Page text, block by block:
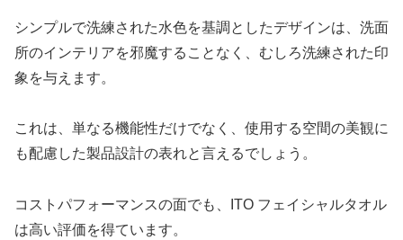
シンプルで洗練された水色を基調としたデザインは、洗面
所のインテリアを邪魔することなく、むしろ洗練された印
象を与えます。
これは、単なる機能性だけでなく、使用する空間の美観に
も配慮した製品設計の表れと言えるでしょう。
コストパフォーマンスの面でも、ITO フェイシャルタオル
は高い評価を得ています。